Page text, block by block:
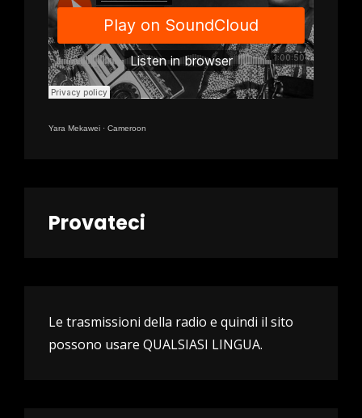
Yara Mekawei · Cameroon
Provateci
Le trasmissioni della radio e quindi il sito
possono usare QUALSIASI LINGUA.